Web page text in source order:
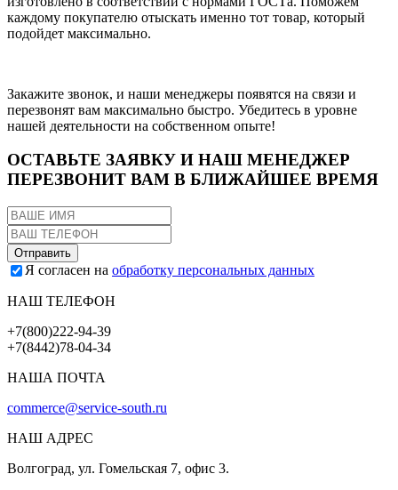
каждому покупателю отыскать именно тот товар, который
подойдет максимально.
Закажите звонок, и наши менеджеры появятся на связи и
перезвонят вам максимально быстро. Убедитесь в уровне
нашей деятельности на собственном опыте!
ОСТАВЬТЕ ЗАЯВКУ И НАШ МЕНЕДЖЕР
ПЕРЕЗВОНИТ ВАМ В БЛИЖАЙШЕЕ ВРЕМЯ
Я согласен на обработку персональных данных
НАШ ТЕЛЕФОН
+7(800)222-94-39
+7(8442)78-04-34
НАША ПОЧТА
commerce@service-south.ru
НАШ АДРЕС
Волгоград, ул. Гомельская 7, офис 3.